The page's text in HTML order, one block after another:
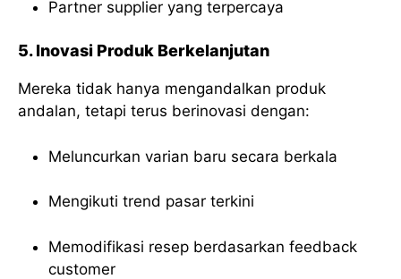
Partner supplier yang terpercaya
5. Inovasi Produk Berkelanjutan
Mereka tidak hanya mengandalkan produk
andalan, tetapi terus berinovasi dengan:
Meluncurkan varian baru secara berkala
Mengikuti trend pasar terkini
Memodifikasi resep berdasarkan feedback
customer